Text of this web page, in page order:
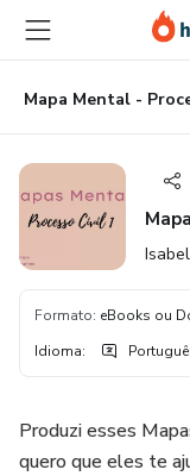
para
conteúdo
principal
para
pagamento
para
rodapé
Formato: eBooks ou
Idioma:
Produzi esses
quero que eles te